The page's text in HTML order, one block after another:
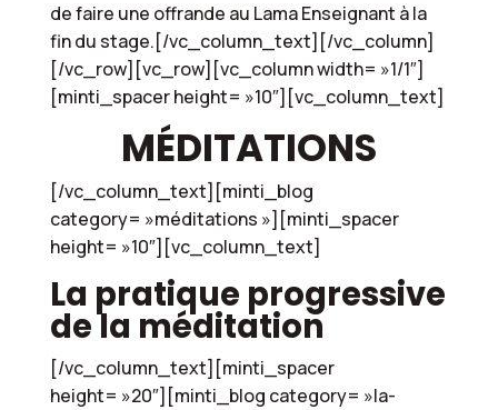
de faire une offrande au Lama Enseignant à la
fin du stage.[/vc_column_text][/vc_column]
[/vc_row][vc_row][vc_column width= »1/1″]
[minti_spacer height= »10″][vc_column_text]
MÉDITATIONS
[/vc_column_text][minti_blog
category= »méditations »][minti_spacer
height= »10″][vc_column_text]
La pratique progressive
de la méditation
[/vc_column_text][minti_spacer
height= »20″][minti_blog category= »la-